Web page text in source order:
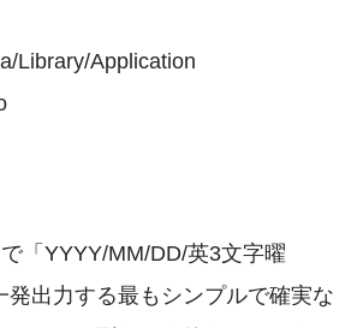
Library/Application
「YYYY/MM/DD/英3文字曜
発出力する最もシンプルで確実な